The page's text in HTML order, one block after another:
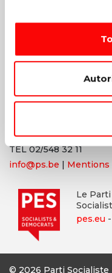
Les valeurs d’égalité,
et de liberté sont à
contemporaine et aux
ne changent pas et ne
Parti Socialiste
de
1000 Bruxelles
TEL 02/548 32 11
info@ps.be | Mentions
Le
pes.eu -
© 2026 Parti Socialiste